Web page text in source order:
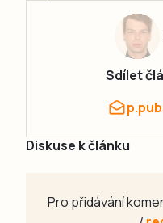
Sdílet
Diskuse k článku
Pro přidávání